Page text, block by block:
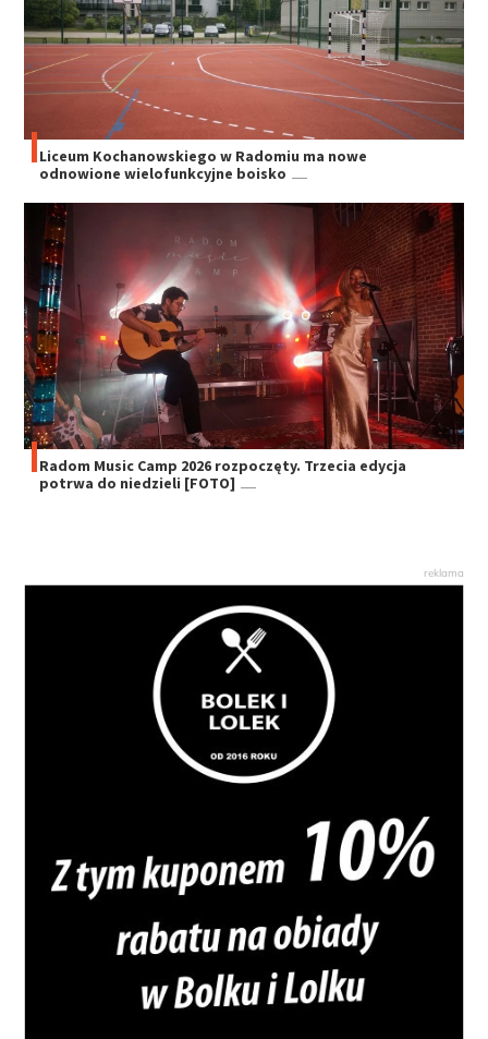
Liceum Kochanowskiego w Radomiu ma nowe
odnowione wielofunkcyjne boisko
Radom Music Camp 2026 rozpoczęty. Trzecia edycja
potrwa do niedzieli [FOTO]